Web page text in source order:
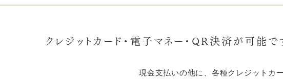
クレジットカード・電子マネー・QR決済が可能
現金支払いの他に、各種クレジットカ